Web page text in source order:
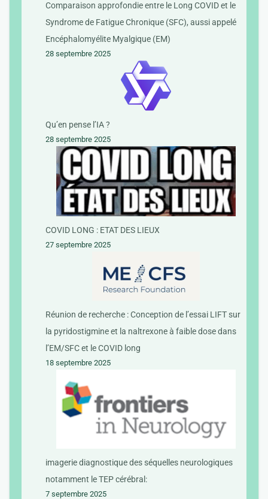
Comparaison approfondie entre le Long COVID et le
Syndrome de Fatigue Chronique (SFC), aussi appelé
Encéphalomyélite Myalgique (EM)
28 septembre 2025
Qu’en pense l’IA ?
28 septembre 2025
COVID LONG : ETAT DES LIEUX
27 septembre 2025
Réunion de recherche : Conception de l’essai LIFT sur
la pyridostigmine et la naltrexone à faible dose dans
l’EM/SFC et le COVID long
18 septembre 2025
imagerie diagnostique des séquelles neurologiques
notamment le TEP cérébral:
7 septembre 2025